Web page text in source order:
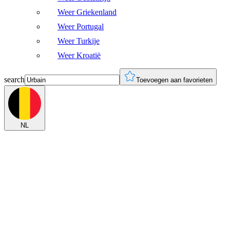
Weer Griekenland
Weer Portugal
Weer Turkije
Weer Kroatië
search Toevoegen aan favorieten
NL